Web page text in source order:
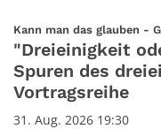
Kann man das glauben -
"Dreieinigkeit
Spuren des
Vortragsreihe
31. Aug. 2026 19:30